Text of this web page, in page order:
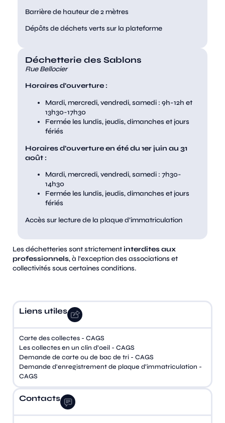
Liens utiles
Carte des collectes - CAGS
Les collectes en un clin d’oeil - CAGS
Demande de carte ou de bac de tri - CAGS
Demande d'enregistrement de plaque d’immatriculation -
CAGS
Contacts
Barrière de hauteur de 2 mètres
Dépôts de déchets verts sur la plateforme
Déchetterie des Sablons
Rue Bellocier
Horaires d’ouverture :
Mardi, mercredi, vendredi, samedi : 9h-12h et
13h30-17h30
Fermée les lundis, jeudis, dimanches et jours
fériés
Horaires d’ouverture en été du 1er juin au 31
août :
Mardi, mercredi, vendredi, samedi : 7h30-
14h30
Fermée les lundis, jeudis, dimanches et jours
fériés
Accès sur lecture de la plaque d’immatriculation
Les déchetteries sont strictementinterdites aux
professionnels, à l’exception des associations et
collectivités sous certaines conditions.